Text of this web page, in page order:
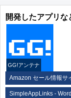
開発したアプリな
GG!アンテナ
Amazon セール情報サ
SimpleAppLinks -